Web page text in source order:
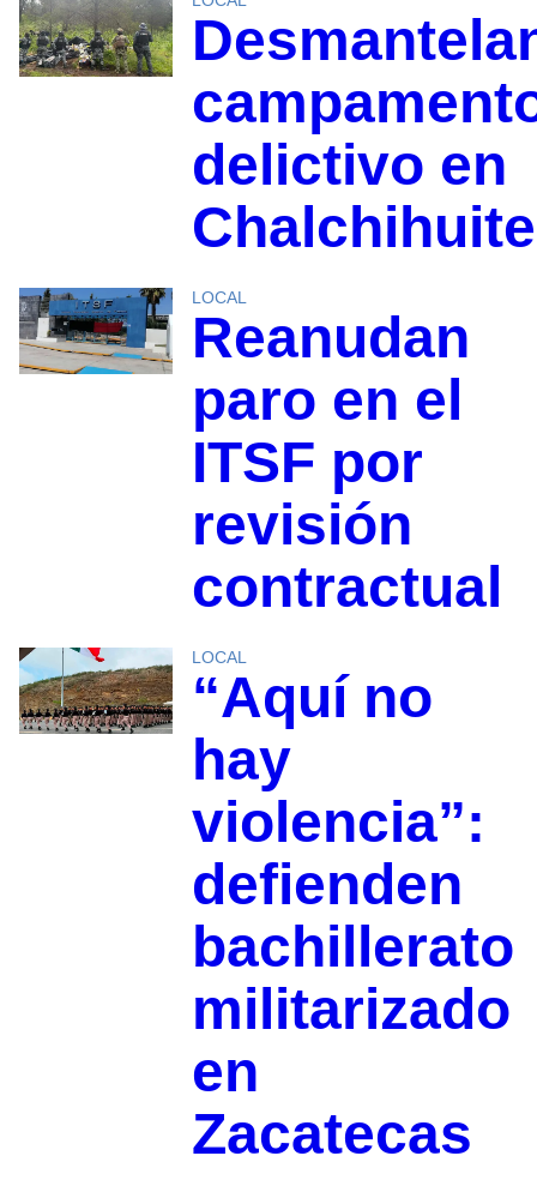
delictivo en
LOCAL
Reanudan
paro en el
ITSF por
revisión
contractual
LOCAL
“Aquí no
hay
violencia”:
defienden
bachillerato
militarizado
en
Zacatecas